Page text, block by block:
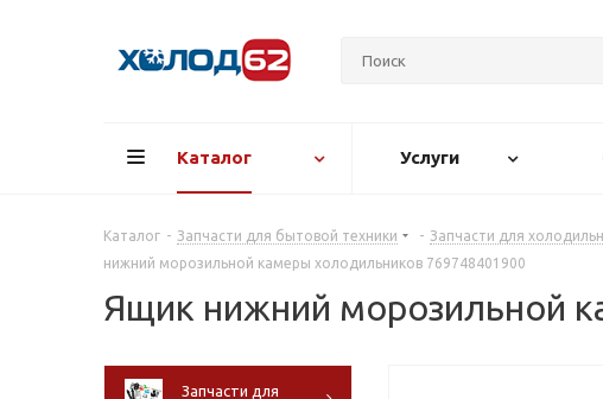
Каталог Услуги
Каталог - Запчасти для бытовой техники - Запчасти для
нижний морозильной камеры холодильников 769748401900
Ящик нижний морозильной
Запчасти для